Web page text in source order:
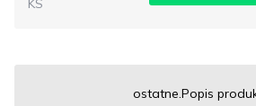
KS
ostatne.Popis